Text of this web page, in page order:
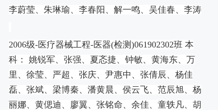
李蔚莹、朱琳瑜、李春阳、解一鸣、吴佳春、李涛
2006级-医疗器械工程-医器(检测 )061902302班 本
科： 姚锐军、张强、夏忞捷、钟敏、黄海东、万
里、徐莹、严超、张庆、尹惠中、张倩辰、杨佳
磊、张斌、梁博秦、潘黄晨、侯云飞、范辰旭、杨
丽娜、黄偲迪、廖翼、张铭命、余佳、童轶凡、胡